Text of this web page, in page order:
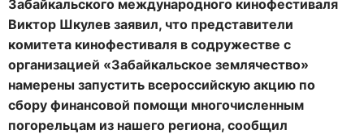
Забайкальского международного кинофестиваля
Виктор Шкулев заявил, что представители
комитета кинофестиваля в содружестве с
организацией «Забайкальское землячество»
намерены запустить всероссийскую акцию по
сбору финансовой помощи многочисленным
погорельцам из нашего региона, сообщил